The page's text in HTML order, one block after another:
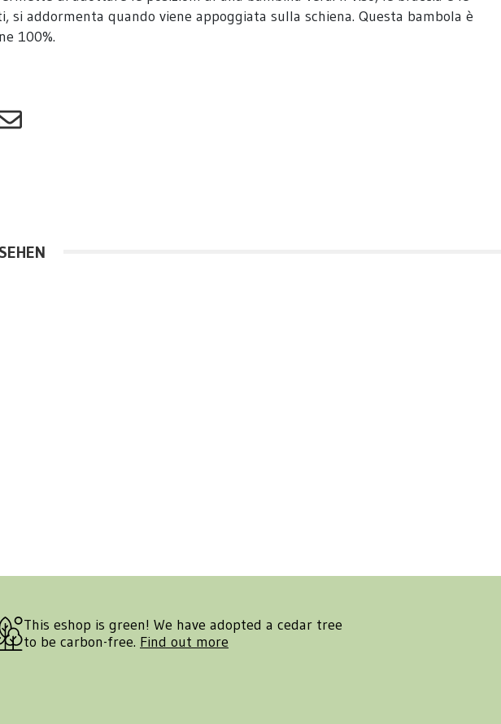
addormenta quando viene appoggiata sulla schiena. Questa bambola è
100%.
This eshop is green! We have adopted a cedar tree
to be carbon-free. Find out more